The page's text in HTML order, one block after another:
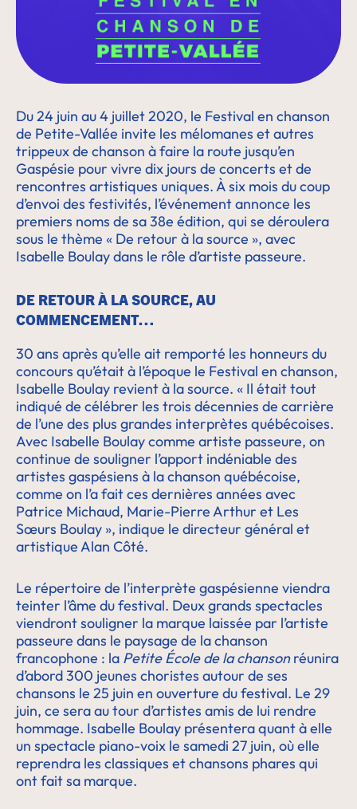
Du 24 juin au 4 juillet 2020, le Festival en chanson
de Petite-Vallée invite les mélomanes et autres
trippeux de chanson à faire la route jusqu’en
Gaspésie pour vivre dix jours de concerts et de
rencontres artistiques uniques. À six mois du coup
d’envoi des festivités, l’événement annonce les
premiers noms de sa 38e édition, qui se déroulera
sous le thème « De retour à la source », avec
Isabelle Boulay dans le rôle d’artiste passeure.
DE RETOUR À LA SOURCE, AU
COMMENCEMENT…
30 ans après qu’elle ait remporté les honneurs du
concours qu’était à l’époque le Festival en chanson,
Isabelle Boulay revient à la source. « Il était tout
indiqué de célébrer les trois décennies de carrière
de l’une des plus grandes interprètes québécoises.
Avec Isabelle Boulay comme artiste passeure, on
continue de souligner l’apport indéniable des
artistes gaspésiens à la chanson québécoise,
comme on l’a fait ces dernières années avec
Patrice Michaud, Marie-Pierre Arthur et Les
Sœurs Boulay », indique le directeur général et
artistique Alan Côté.
Le répertoire de l’interprète gaspésienne viendra
teinter l’âme du festival. Deux grands spectacles
viendront souligner la marque laissée par l’artiste
passeure dans le paysage de la chanson
francophone : la Petite École de la chansonréunira
d’abord 300 jeunes choristes autour de ses
chansons le 25 juin en ouverture du festival. Le 29
juin, ce sera au tour d’artistes amis de lui rendre
hommage. Isabelle Boulay présentera quant à elle
un spectacle piano-voix le samedi 27 juin, où elle
reprendra les classiques et chansons phares qui
ont fait sa marque.